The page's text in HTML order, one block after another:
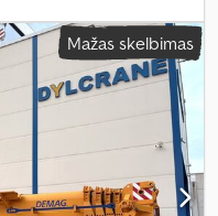
Mažas skelbimas